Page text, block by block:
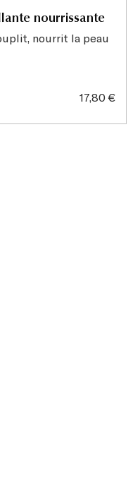
nourrissante
nourrit la peau
Prix
17,80 €